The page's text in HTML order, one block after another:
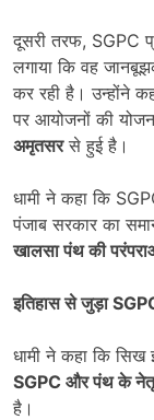
दूसरी तरफ, SGPC
लगाया कि वह
कर रही है। उन्होंने
पर आयोजनों की
अमृतसरसे हुई है।
धामी ने कहा कि
पंजाब सरकार का
खालसा पंथ की
इतिहास से जुड़ा
धामी ने कहा कि
SGPC और पंथ के
है।